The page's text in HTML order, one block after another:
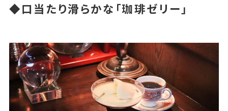
◆口当たり滑らかな「珈琲ゼリー」